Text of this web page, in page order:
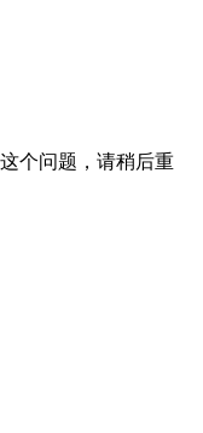
个问题，请稍后重